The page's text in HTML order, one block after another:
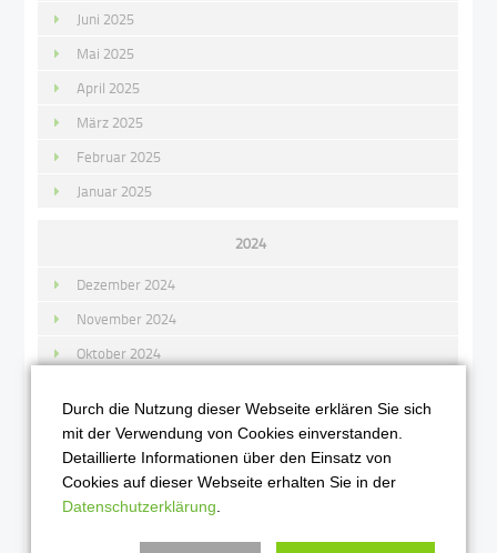
Juni 2025
Mai 2025
April 2025
März 2025
Februar 2025
Januar 2025
2024
Dezember 2024
November 2024
Oktober 2024
Juni 2024
Mai 2024
Durch die Nutzung dieser Webseite erklären Sie sich
mit der Verwendung von Cookies einverstanden.
Detaillierte Informationen über den Einsatz von
Cookies auf dieser Webseite erhalten Sie in der
Datenschutzerklärung